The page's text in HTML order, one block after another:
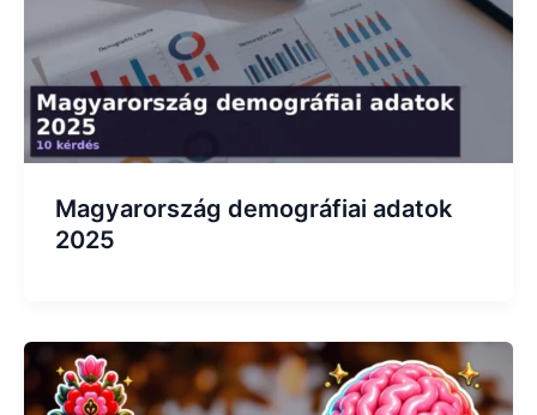
Magyarország demográfiai adatok
2025